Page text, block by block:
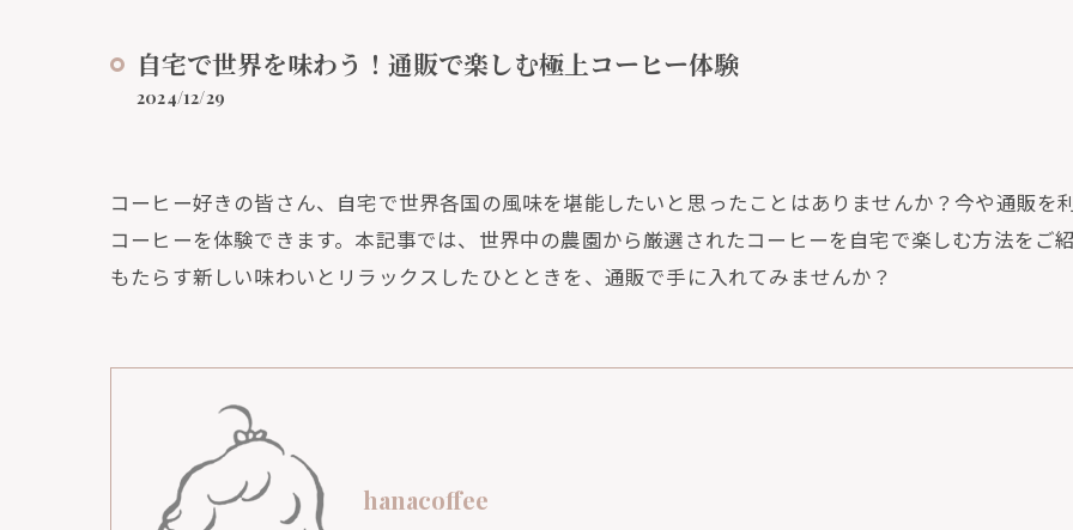
自宅で世界を味わう！通販で楽しむ極上コーヒー体験
2024/12/29
コーヒー好きの皆さん、自宅で世界各国の風味を堪能したいと思ったことはありませんか？今や通販を
コーヒーを体験できます。本記事では、世界中の農園から厳選されたコーヒーを自宅で楽しむ方法をご
もたらす新しい味わいとリラックスしたひとときを、通販で手に入れてみませんか？
hanacoffee